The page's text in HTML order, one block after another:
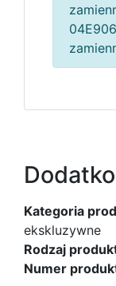
Kategoria
ekskluzywne
Rodzaj
Numer